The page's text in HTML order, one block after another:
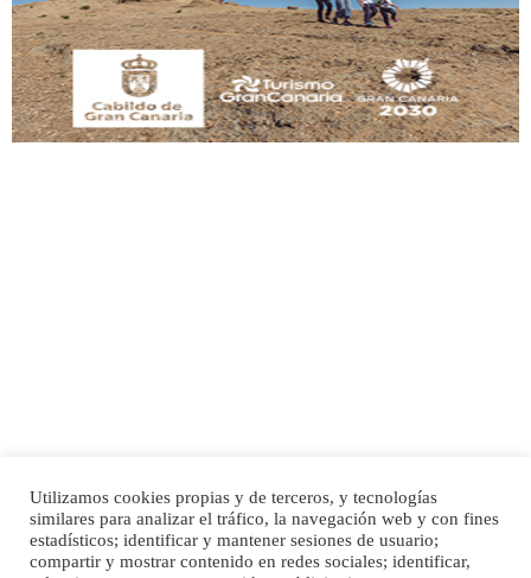
manso y extremadamente cari...
Leales.org » Gran Canaria | 9.7.2025
SHIBA PERDIDO AVDA JOSE MESA Y LOPEZ
PERRO MACHO RAZA SHIBA CON MICROCHIP PERDIDO HOY 06/07/2025 ZONA
MESA Y LOPEZ. ES MUY ASUSTADIZO
Inicio Publicidad
Política de privacidad
Utilizamos cookies propias y de terceros, y tecnologías
similares para analizar el tráfico, la navegación web y con fines
estadísticos; identificar y mantener sesiones de usuario;
compartir y mostrar contenido en redes sociales; identificar,